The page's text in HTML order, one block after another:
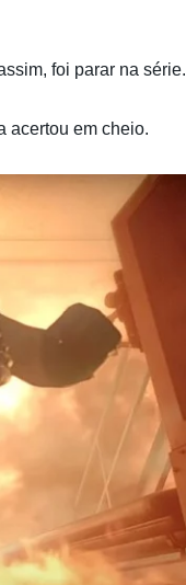
foi parar na série.
acertou em cheio.